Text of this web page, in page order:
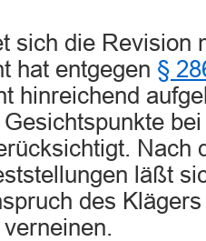
sich die Revision
hat entgegen §
hinreichend
Nach
läßt
des